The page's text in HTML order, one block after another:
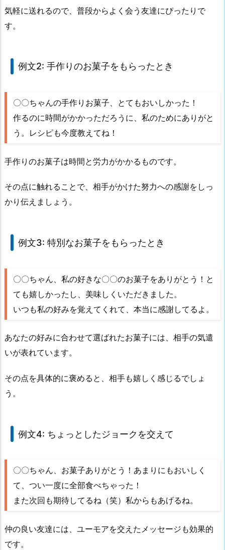
気軽に送れるので、普段からよく会う友達にぴったりで
す。
例文2: 手作りのお菓子をもらったとき
〇〇ちゃんの手作りお菓子、とてもおいしかった！
作るのに時間がかかっただろうに、私のためにありがと
う。レシピも今度教えてね！
手作りのお菓子は時間と労力がかかるものです。
その点に触れることで、相手がかけた努力への感謝をしっ
かり伝えましょう。
例文3: 特別なお菓子をもらったとき
〇〇ちゃん、私の好きな〇〇のお菓子をありがとう！と
ても嬉しかったし、美味しくいただきました。
いつも私の好みを覚えてくれて、本当に感謝してるよ。
あなたの好みに合わせて選ばれたお菓子には、相手の気遣
いが表れています。
その点を具体的に褒めると、相手も嬉しく感じるでしょ
う。
例文4: ちょっとしたジョークを交えて
〇〇ちゃん、お菓子ありがとう！あまりにもおいしく
て、つい一度に全部食べちゃった！
また次回も期待してるね（笑）私からもあげるね。
仲の良い友達には、ユーモアを交えたメッセージも効果的
です。